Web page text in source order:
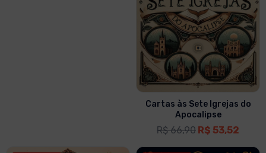
Cartas às Sete Igrejas do
Apocalipse
R$66,90 R$ 53,52